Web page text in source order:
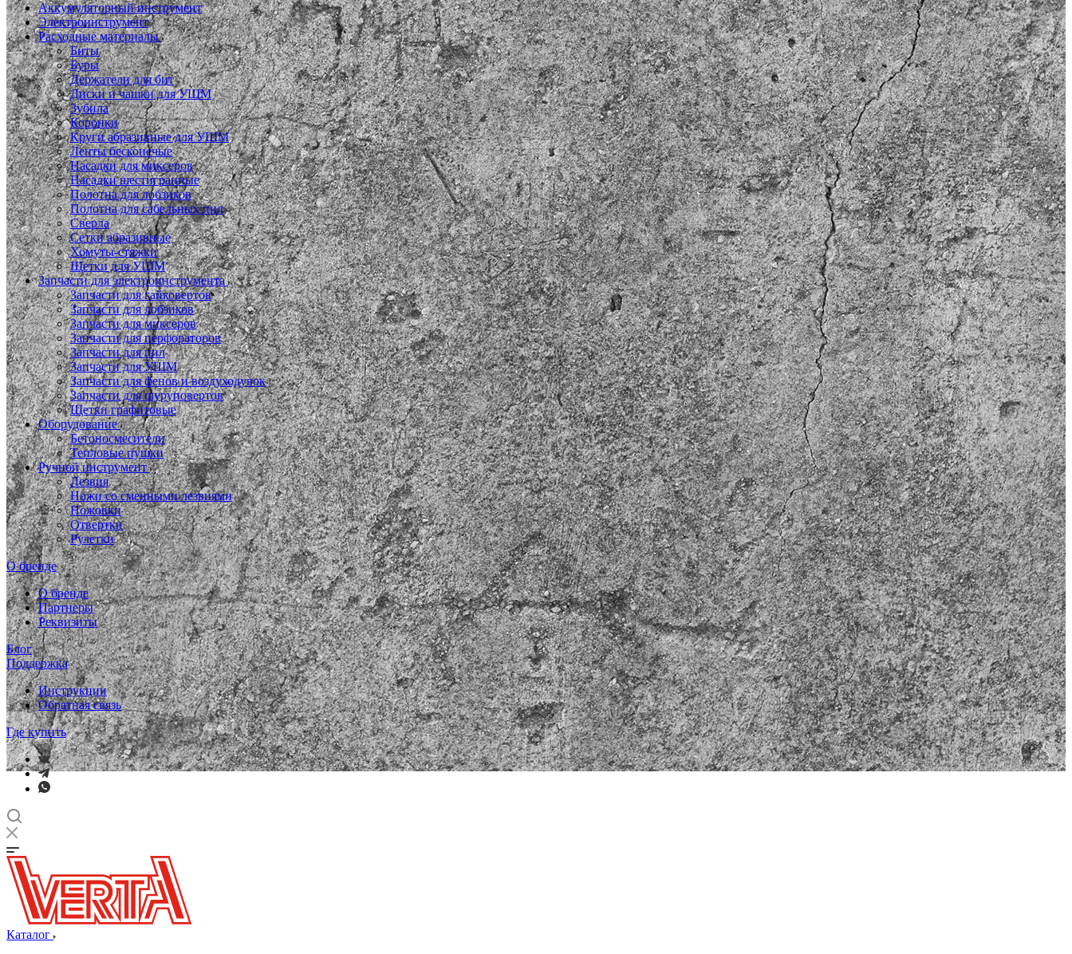
Аккумуляторный инструмент
Электроинструмент
Расходные материалы
Биты
Буры
Держатели для бит
Диски и чашки для УШМ
Зубила
Коронки
Круги абразивные для УШМ
Ленты бесконечые
Насадки для миксеров
Насадки шестигранные
Полотна для лобзиков
Полотна для сабельных пил
Сверла
Сетки абразивные
Хомуты-стяжки
Щетки для УШМ
Запчасти для электроинструмента
Запчасти для гайковертов
Запчасти для лобзиков
Запчасти для миксеров
Запчасти для перфораторов
Запчасти для пил
Запчасти для УШМ
Запчасти для фенов и воздуходувок
Запчасти для шуруповертов
Щетки графитовые
Оборудование
Бетоносмесители
Тепловые пушки
Ручной инструмент
Лезвия
Ножи со сменными лезвиями
Ножовки
Отвертки
Рулетки
О бренде
О бренде
Партнеры
Реквизиты
Блог
Поддержка
Инструкции
Обратная связь
Где купить
Каталог